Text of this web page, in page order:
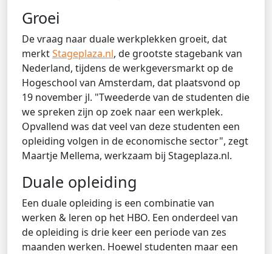
Groei
De vraag naar duale werkplekken groeit, dat
merktStageplaza.nl, de grootste stagebank van
Nederland, tijdens de werkgeversmarkt op de
Hogeschool van Amsterdam, dat plaatsvond op
19 november jl. "Tweederde van de studenten die
we spreken zijn op zoek naar een werkplek.
Opvallend was dat veel van deze studenten een
opleiding volgen in de economische sector", zegt
Maartje Mellema, werkzaam bij Stageplaza.nl.
Duale opleiding
Een duale opleiding is een combinatie van
werken & leren op het HBO. Een onderdeel van
de opleiding is drie keer een periode van zes
maanden werken. Hoewel studenten maar een